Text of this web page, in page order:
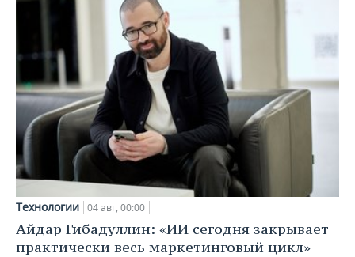
Технологии 04 авг, 00:00
Айдар Гибадуллин: «ИИ сегодня закрывает
практически весь маркетинговый цикл»